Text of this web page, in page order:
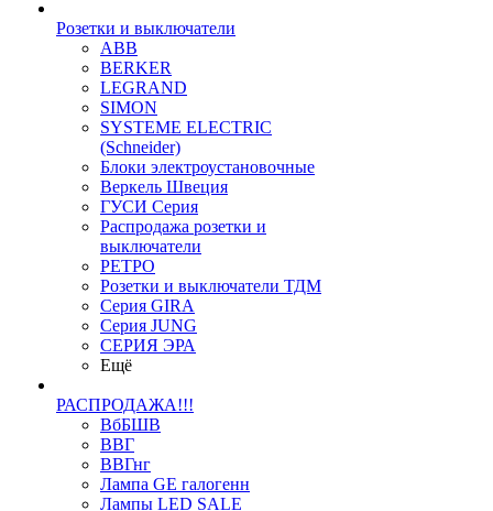
Розетки и выключатели
ABB
BERKER
LEGRAND
SIMON
SYSTEME ELECTRIC
(Schneider)
Блоки электроустановочные
Веркель Швеция
ГУСИ Серия
Распродажа розетки и
выключатели
РЕТРО
Розетки и выключатели ТДМ
Серия GIRA
Серия JUNG
СЕРИЯ ЭРА
Ещё
РАСПРОДАЖА!!!
ВбБШВ
ВВГ
ВВГнг
Лампа GE галогенн
Лампы LED SALE